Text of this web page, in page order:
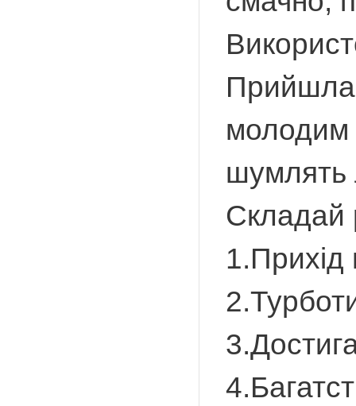
Прийшла
молодим
шумлять
Складай
1.Прихід